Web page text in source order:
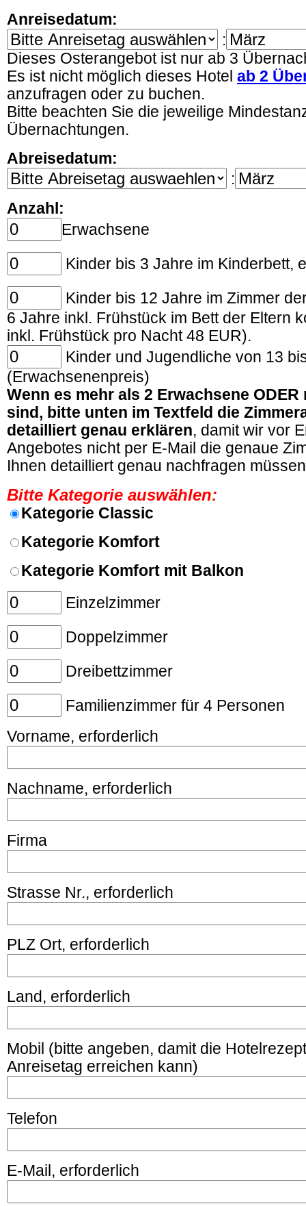
Anreisedatum:
:
Dieses Osterangebot ist nur ab 3
Es ist nicht möglich dieses Hotel ab 2
anzufragen oder zu buchen.
Bitte beachten Sie die jeweilige
Übernachtungen.
Abreisedatum:
:
Anzahl:
Erwachsene
Kinder bis 3 Jahre im Kinderbett,
Kinder bis 12 Jahre im Zimmer
6 Jahre inkl. Frühstück im Bett der Eltern
inkl. Frühstück pro Nacht 48 EUR).
Kinder und Jugendliche von 13
(Erwachsenenpreis)
Wenn es mehr als 2 Erwachsene
sind, bitte unten im Textfeld die
detailliert genau erklären, damit wir vor
Angebotes nicht per E-Mail die genaue
Ihnen detailliert genau nachfragen
Bitte Kategorie auswählen:
Kategorie Classic
Kategorie Komfort
Kategorie Komfort mit Balkon
Einzelzimmer
Doppelzimmer
Dreibettzimmer
Familienzimmer für 4 Personen
Vorname, erforderlich
Nachname, erforderlich
Firma
Strasse Nr., erforderlich
PLZ Ort, erforderlich
Land, erforderlich
Mobil (bitte angeben, damit die
Anreisetag erreichen kann)
Telefon
E-Mail, erforderlich